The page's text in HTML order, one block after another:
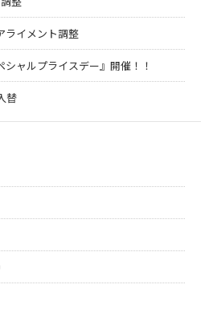
イメント調整
ャルプライスデー』開催！！
替